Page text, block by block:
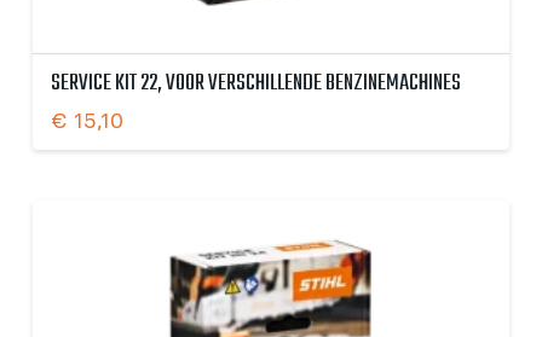
SERVICE KIT 22, VOOR VERSCHILLENDE BENZINEMACHINES
€ 15,10